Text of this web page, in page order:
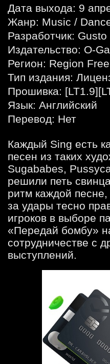
Дата выхода: 9
Жанр: Music /
Разработчик:
Издательство: O-
Регион: Region Free
Тип издания:
Прошивка:
Язык: Английский
Перевод: Нет
Каждый Sing есть
песен из таких
Sugababes,
решили петь
ритм каждой
за удары тесно
игроков в выборе
«Передай бомбу»
сотрудничестве с
выступлений.